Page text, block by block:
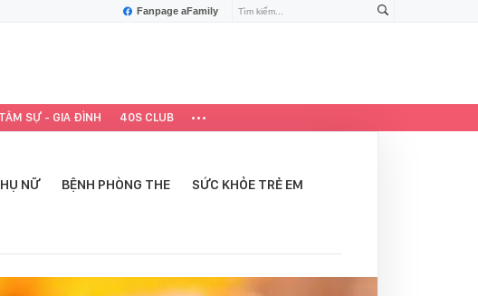
Fanpage aFamily
TÂM SỰ - GIA ĐÌNH 40S CLUB
NỮ BỆNH PHÒNG THE SỨC KHỎE TRẺ EM